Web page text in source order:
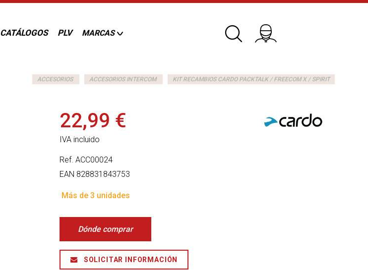
CATÁLOGOS PLV MARCAS
ACCESORIOS ACCESORIOS INTERCOM KIT RECAMBIOS CARDO PACKTALK / FREECOM X / SPIRIT
22,99 €
IVA incluido
Ref. ACC00024
EAN 828831843753
Más de 3 unidades
Dónde comprar
SOLICITAR INFORMACIÓN